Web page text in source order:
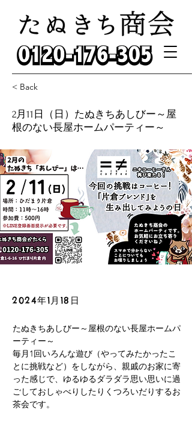
< Back
2月11日（日）たぬきちあしびー～屋
根のない長屋ホームパーティー～
2024年1月18日
たぬきちあしびー～屋根のない長屋ホームパ
ーティー～
毎月1回いろんな遊び（やってみたかったこ
とに挑戦など）をしながら、親戚のお家に寄
った感じで、ゆるゆるダラダラ思い思いに過
ごしておしゃべりしたりくつろいだりするお
茶会です。